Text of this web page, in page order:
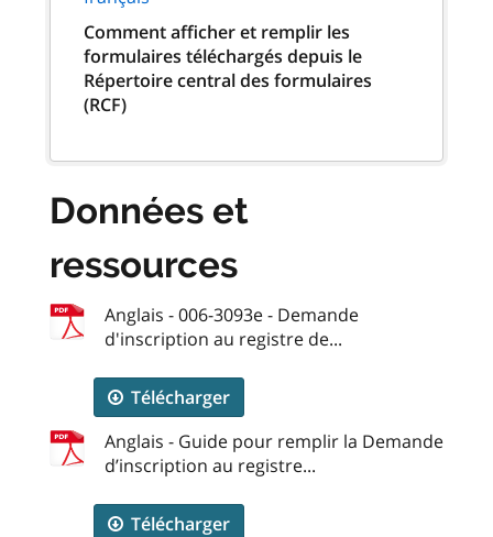
Comment afficher et remplir les
formulaires téléchargés depuis le
Répertoire central des formulaires
(RCF)
Données et
ressources
Anglais - 006-3093e - Demande
d'inscription au registre de...
Télécharger
Anglais - Guide pour remplir la Demande
d’inscription au registre...
Télécharger